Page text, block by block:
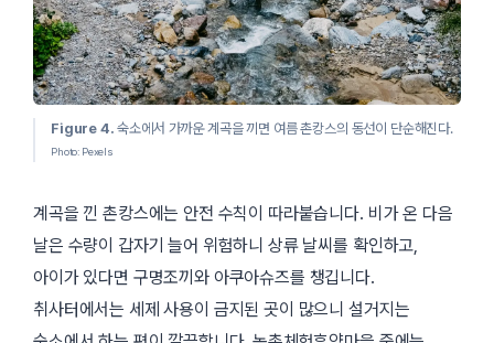
Figure 4. 숙소에서 가까운 계곡을 끼면 여름 촌캉스의 동선이 단순해진다.
Photo: Pexels
계곡을 낀 촌캉스에는 안전 수칙이 따라붙습니다. 비가 온 다음
날은 수량이 갑자기 늘어 위험하니 상류 날씨를 확인하고,
아이가 있다면 구명조끼와 아쿠아슈즈를 챙깁니다.
취사터에서는 세제 사용이 금지된 곳이 많으니 설거지는